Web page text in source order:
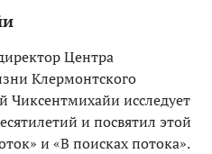
Центра
Клермонтского
исследует
и посвятил этой
и «В поисках потока».